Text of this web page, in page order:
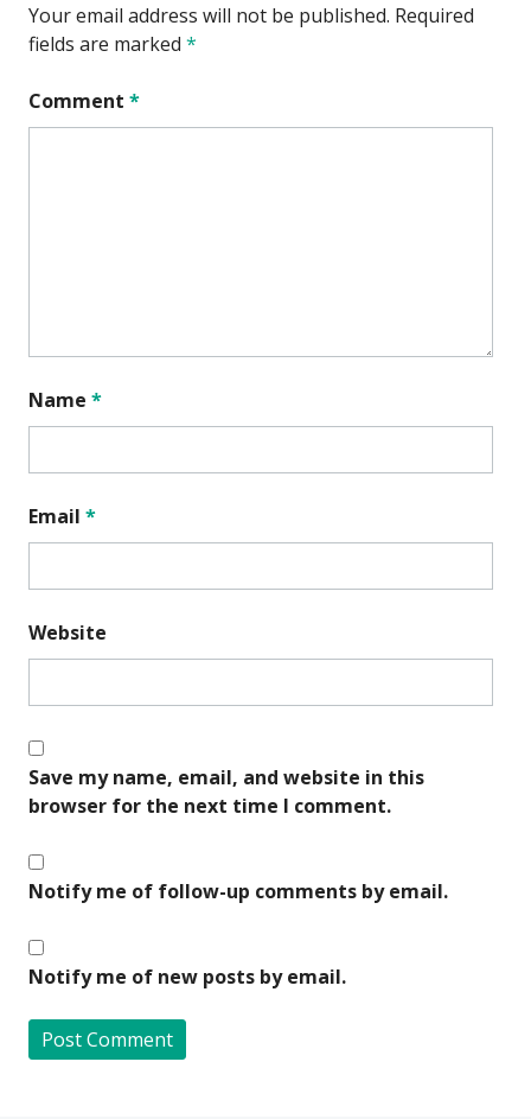
Your email address will not be published. Required
fields are marked *
Comment *
Name *
Email *
Website
Save my name, email, and website in this
browser for the next time I comment.
Notify me of follow-up comments by email.
Notify me of new posts by email.